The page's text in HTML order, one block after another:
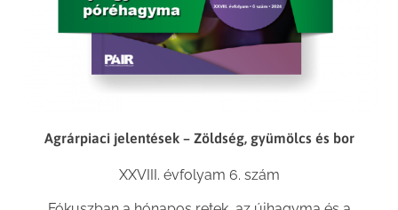
Agrárpiaci jelentések – Zöldség, gyümölcs és bor
XXVIII. évfolyam 6. szám